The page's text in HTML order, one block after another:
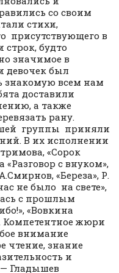
со своим
стихи,
присутствующего в
будто
значимое в
девочек был
знакомую всем нам
доставили
а также
рану.
группы приняли
В их исполнении
«Сорок
с внуком»,
«Береза», Р.
не было на свете»,
с прошлым
«Вовкина
Компетентное жюри
внимание
чтение, знание
и
Гладышев